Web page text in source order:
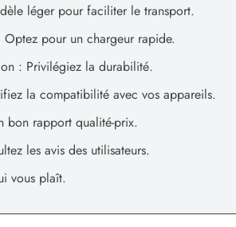
léger pour faciliter le transport.
pour un chargeur rapide.
: Privilégiez la durabilité.
la compatibilité avec vos appareils.
bon rapport qualité-prix.
les avis des utilisateurs.
vous plaît.